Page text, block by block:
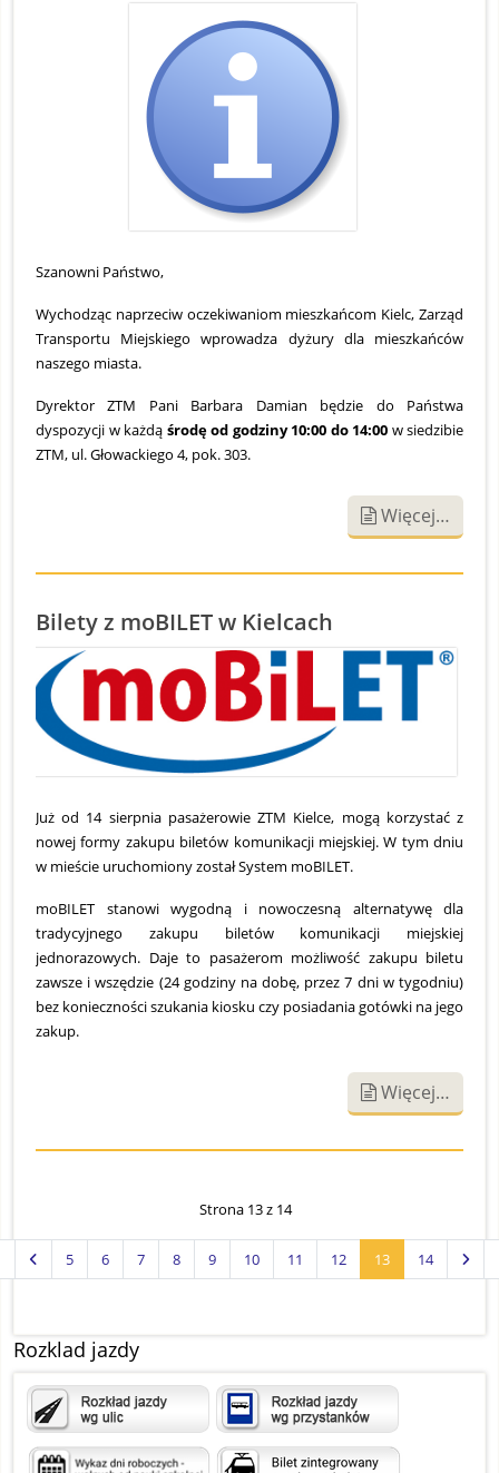
Szanowni Państwo,
Wychodząc naprzeciw oczekiwaniom mieszkańcom Kielc, Zarząd
Transportu Miejskiego wprowadza dyżury dla mieszkańców
naszego miasta.
Dyrektor ZTM Pani Barbara Damian będzie do Państwa
dyspozycji w każdą środę od godziny 10:00 do 14:00 w siedzibie
ZTM, ul. Głowackiego 4, pok. 303.
Więcej…
Bilety z moBILET w Kielcach
Już od 14 sierpnia pasażerowie ZTM Kielce, mogą korzystać z
nowej formy zakupu biletów komunikacji miejskiej. W tym dniu
w mieście uruchomiony został System moBILET.
moBILET stanowi wygodną i nowoczesną alternatywę dla
tradycyjnego zakupu biletów komunikacji miejskiej
jednorazowych. Daje to pasażerom możliwość zakupu biletu
zawsze i wszędzie (24 godziny na dobę, przez 7 dni w tygodniu)
bez konieczności szukania kiosku czy posiadania gotówki na jego
zakup.
Więcej…
Strona 13 z 14
5 6 7 8 9 10 11 12 13 14
Rozklad jazdy